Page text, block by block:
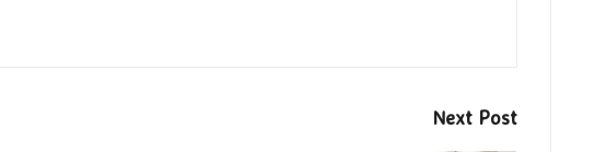
Next Post